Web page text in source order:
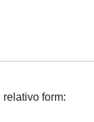
form: